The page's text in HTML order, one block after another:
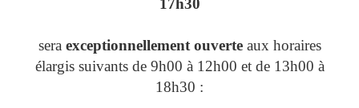
sera exceptionnellement ouverteaux horaires
élargis suivants de 9h00 à 12h00 et de 13h00 à
18h30 :